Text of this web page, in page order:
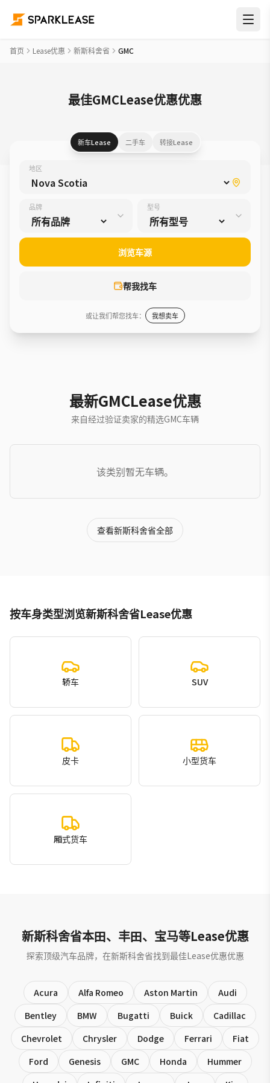
首页 Lease优惠 新斯科舍省 GMC
最佳GMCLease优惠优惠
新车Lease 二手车 转接Lease
地区
品牌 型号
帮我找车
浏览车源
或让我们帮您找车： 我想卖车
最新GMCLease优惠
来自经过验证卖家的精选GMC车辆
该类别暂无车辆。
查看新斯科舍省全部
按车身类型浏览新斯科舍省Lease优惠
轿车 SUV
皮卡 小型货车
厢式货车
新斯科舍省本田、丰田、宝马等Lease优惠
探索顶级汽车品牌，在新斯科舍省找到最佳Lease优惠优惠
Acura Alfa Romeo Aston Martin
Audi
Bentley
BMW Bugatti Buick
Cadillac
Chevrolet
Chrysler Dodge Ferrari
Fiat
Ford
Genesis GMC Honda
Hummer